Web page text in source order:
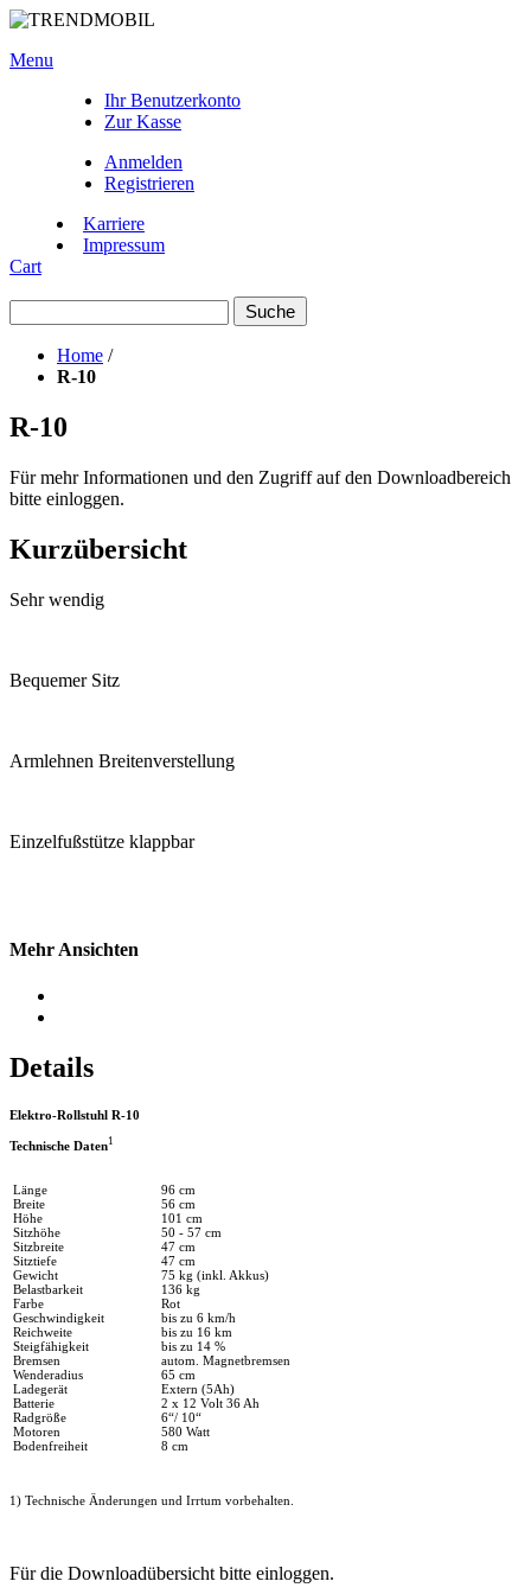
Menu
Ihr Benutzerkonto
Zur Kasse
Anmelden
Registrieren
Karriere
Impressum
Cart
Suche
Home /
R-10
R-10
Für mehr Informationen und den Zugriff auf den Downloadbereich
bitte einloggen.
Kurzübersicht
Sehr wendig
Bequemer Sitz
Armlehnen Breitenverstellung
Einzelfußstütze klappbar
Mehr Ansichten
Details
Elektro-Rollstuhl R-10
Technische Daten1
Länge
Breite
Höhe
Sitzhöhe
Sitzbreite
Sitztiefe
Gewicht
Belastbarkeit
Farbe
Geschwindigkeit
Reichweite
Steigfähigkeit
Bremsen
Wenderadius
Ladegerät
Batterie
Radgröße
Motoren
Bodenfreiheit
96 cm
56 cm
101 cm
50 - 57 cm
47 cm
47 cm
75 kg (inkl. Akkus)
136 kg
Rot
bis zu 6 km/h
bis zu 16 km
bis zu 14 %
autom. Magnetbremsen
65 cm
Extern (5Ah)
2 x 12 Volt 36 Ah
6“/ 10“
580 Watt
8 cm
1) Technische Änderungen und Irrtum vorbehalten.
Für die Downloadübersicht bitte einloggen.